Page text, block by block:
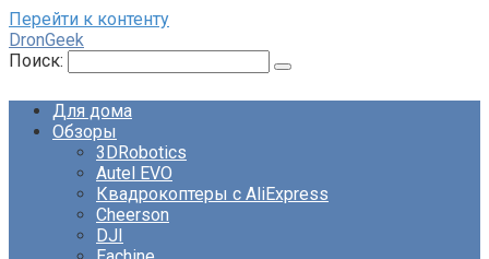
Перейти к контенту
DronGeek
Поиск:
Для дома
Обзоры
3DRobotics
Autel EVO
Квадрокоптеры с AliExpress
Cheerson
DJI